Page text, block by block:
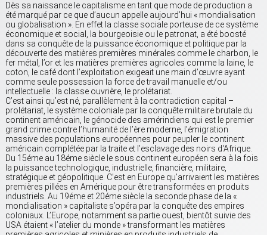
Dès sa naissance le capitalisme en tant que mode de production a
été marqué par ce que d’aucun appelle aujourd’hui « mondialisation
ou globalisation ». En effet la classe sociale porteuse de ce système
économique et social, la bourgeoisie ou le patronat, a été boosté
dans sa conquête de la puissance économique et politique par la
découverte des matières premières minérales comme le charbon, le
fer métal, l’or et les matières premières agricoles comme la laine, le
coton, le café dont l’exploitation exigeait une main d’œuvre ayant
comme seule possession la force de travail manuelle et/ou
intellectuelle : la classe ouvrière, le prolétariat.
C’est ainsi qu’est né, parallèlement à la contradiction capital –
prolétariat, le système coloniale par la conquête militaire brutale du
continent américain, le génocide des amérindiens qui est le premier
grand crime contre l’humanité de l’ère moderne, l’émigration
massive des populations européennes pour peupler le continent
américain complétée par la traite et l’esclavage des noirs d‘Afrique.
Du 15éme au 18éme siècle le sous continent européen sera à la fois
la puissance technologique, industrielle, financière, militaire,
stratégique et géopolitique. C’est en Europe qu’arrivaient les matières
premières pillées en Amérique pour être transformées en produits
industriels. Au 19éme et 20éme siècle la seconde phase de la «
mondialisation » capitaliste s’opéra par la conquête des empires
coloniaux. L’Europe, notamment sa partie ouest, bientôt suivie des
USA étaient « l’atelier du monde » transformant les matières